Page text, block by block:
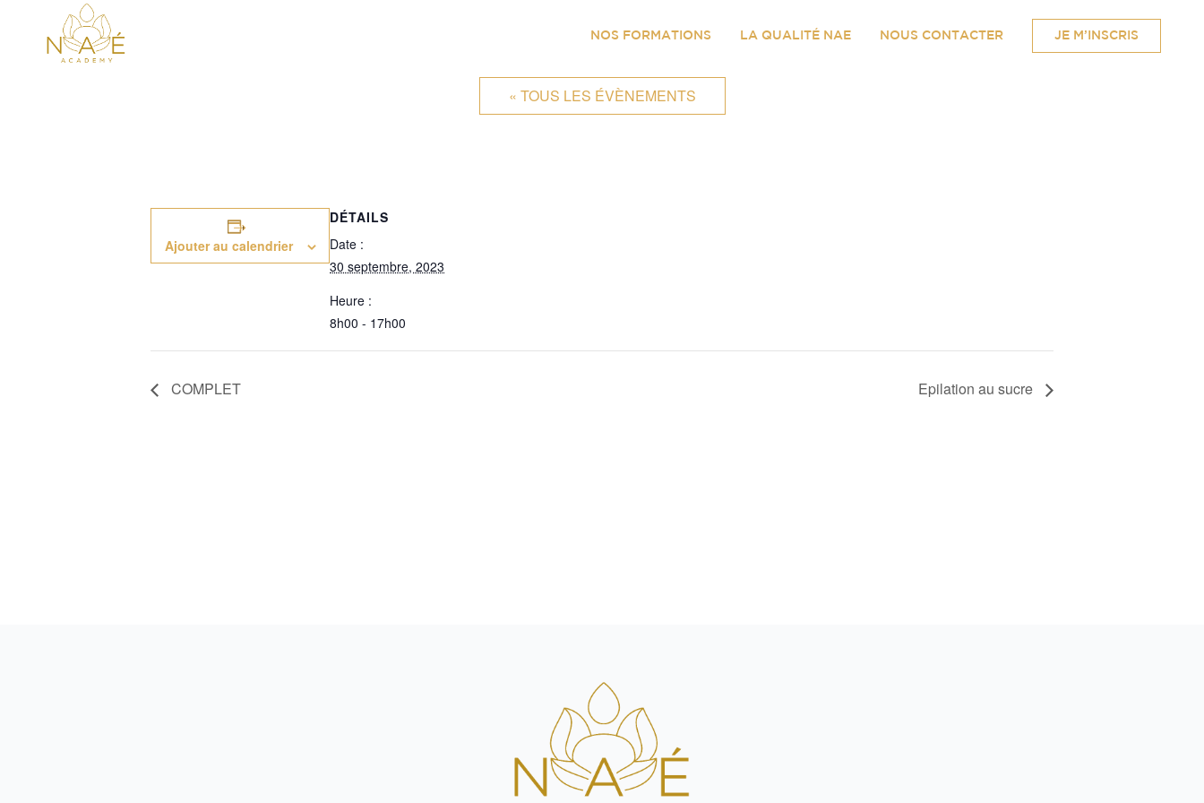
NOS FORMATIONS LA QUALITÉ NAE NOUS CONTACTER JE M’INSCRIS
« TOUS LES ÉVÈNEMENTS
Ajouter au calendrier
DÉTAILS
Date :
30 septembre, 2023
Heure :
8h00 - 17h00
COMPLET Epilation au sucre